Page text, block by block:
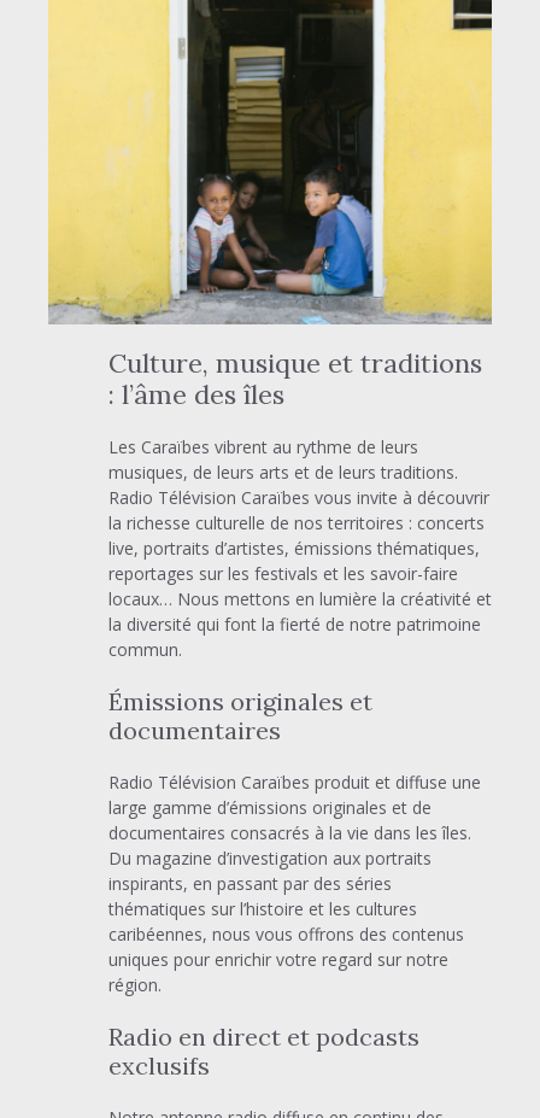
Culture, musique et traditions
: l’âme des îles
Les Caraïbes vibrent au rythme de leurs
musiques, de leurs arts et de leurs traditions.
Radio Télévision Caraïbes vous invite à découvrir
la richesse culturelle de nos territoires : concerts
live, portraits d’artistes, émissions thématiques,
reportages sur les festivals et les savoir-faire
locaux… Nous mettons en lumière la créativité et
la diversité qui font la fierté de notre patrimoine
commun.
Émissions originales et
documentaires
Radio Télévision Caraïbes produit et diffuse une
large gamme d’émissions originales et de
documentaires consacrés à la vie dans les îles.
Du magazine d’investigation aux portraits
inspirants, en passant par des séries
thématiques sur l’histoire et les cultures
caribéennes, nous vous offrons des contenus
uniques pour enrichir votre regard sur notre
région.
Radio en direct et podcasts
exclusifs